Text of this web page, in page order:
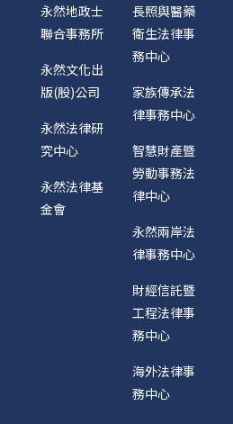
永然地政士
聯合事務所
永然文化出
版(股)公司
永然法律研
究中心
永然法律基
金會
長照與醫藥
衛生法律事
務中心
家族傳承法
律事務中心
智慧財產暨
勞動事務法
律中心
永然兩岸法
律事務中心
財經信託暨
工程法律事
務中心
海外法律事
務中心